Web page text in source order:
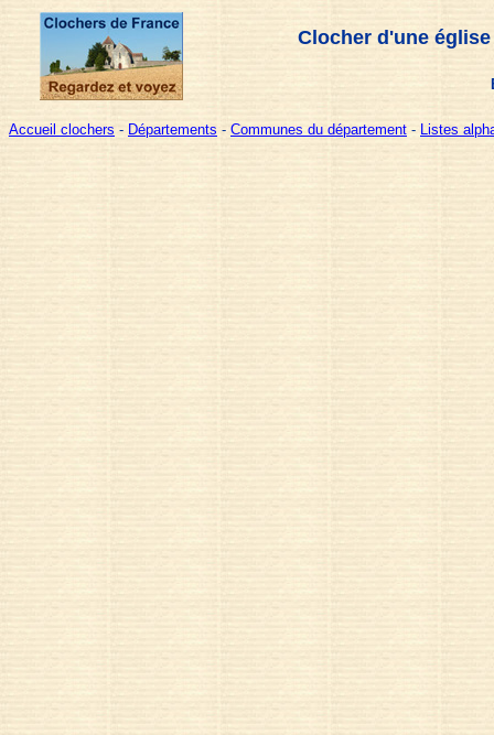
Clocher d'une
Accueil clochers - Départements - Communes du département - Listes